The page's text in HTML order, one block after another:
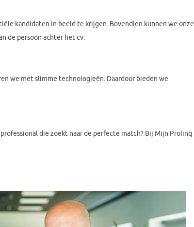
kandidaten in beeld te krijgen. Bovendien kunnen we onze
de persoon achter het cv.
we met slimme technologieën. Daardoor bieden we
die zoekt naar de perfecte match? Bij Mijn Prolinq